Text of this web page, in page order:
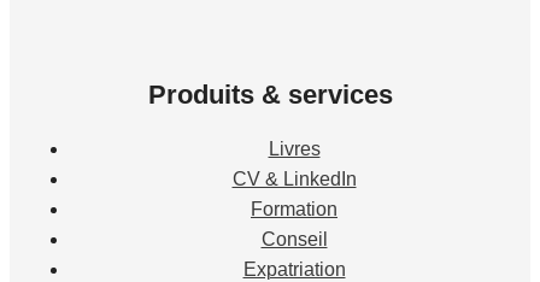
Produits & services
Livres
CV & LinkedIn
Formation
Conseil
Expatriation